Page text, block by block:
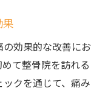
果
効果的な改善にお
て整骨院を訪れる
クを通じて、痛み